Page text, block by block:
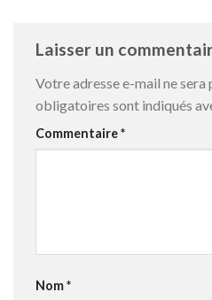
Laisser un
Votre adresse e-mail ne sera
obligatoires sont indiqués
Commentaire*
Nom*